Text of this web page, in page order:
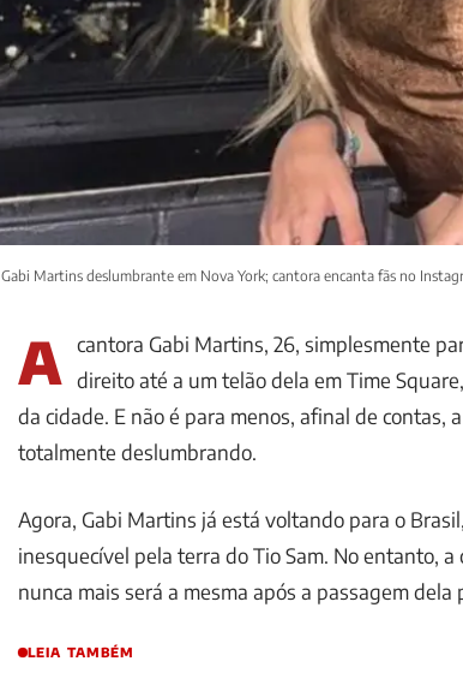
Gabi Martins deslumbrante em Nova York; cantora encanta fãs no
A cantora Gabi Martins, 26, simplesmente
direito até a um telão dela em Time
da cidade. E não é para menos, afinal de contas,
totalmente deslumbrando.
Agora, Gabi Martins já está voltando para o
inesquecível pela terra do Tio Sam. No entanto, a
nunca mais será a mesma após a passagem dela
LEIA TAMBÉM